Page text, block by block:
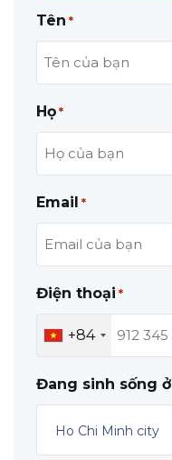
Tên *
Họ *
Email *
Điện thoại *
+84
Đang sinh sống ở
Ho Chi Minh city